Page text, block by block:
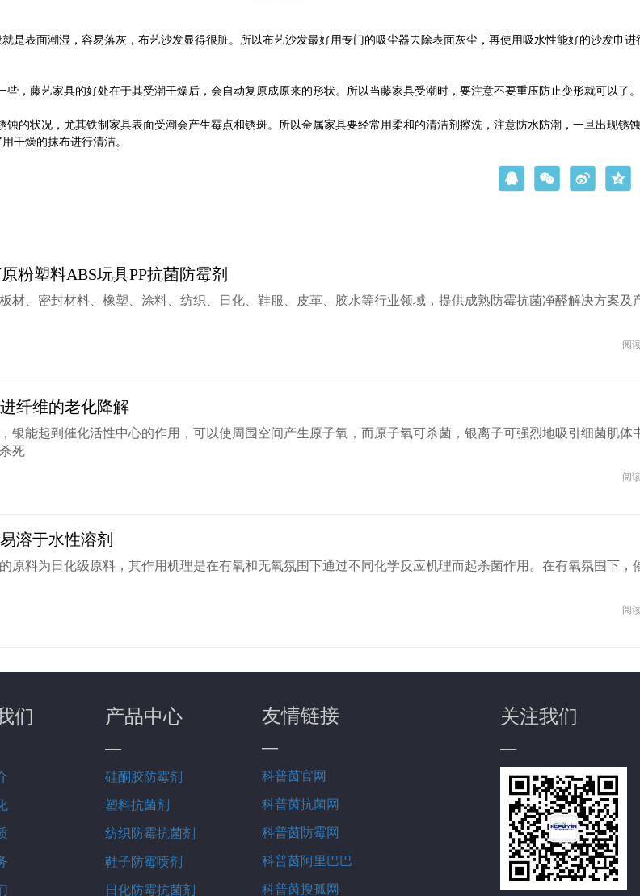
表面潮湿，容易落灰，布艺沙发显得很脏。所以布艺沙发最好用专门的吸尘器去除表面灰尘，再使用吸水性能好的沙发巾进
，藤艺家具的好处在于其受潮干燥后，会自动复原成原来的形状。所以当藤家具受潮时，要注意不要重压防止变形就可以了。
的状况，尤其铁制家具表面受潮会产生霉点和锈斑。所以金属家具要经常用柔和的清洁剂擦洗，注意防水防潮，一旦出现锈
干燥的抹布进行清洁。
粉塑料ABS玩具PP抗菌防霉剂
材、密封材料、橡塑、涂料、纺织、日化、鞋服、皮革、胶水等行业领域，提供成熟防霉抗菌净醛解决方案及
阅
纤维的老化降解
银能起到催化活性中心的作用，可以使周围空间产生原子氧，而原子氧可杀菌，银离子可强烈地吸引细菌肌体
死
阅
溶于水性溶剂
原料为日化级原料，其作用机理是在有氧和无氧氛围下通过不同化学反应机理而起杀菌作用。在有氧氛围下，
阅
产品中心
—
硅酮胶防霉剂
塑料抗菌剂
纺织防霉抗菌剂
鞋子防霉喷剂
日化防霉抗菌剂
们 友情链接
—
科普茵官网
科普茵抗菌网
科普茵防霉网
科普茵阿里巴巴
科普茵搜孤网
关注我们
—